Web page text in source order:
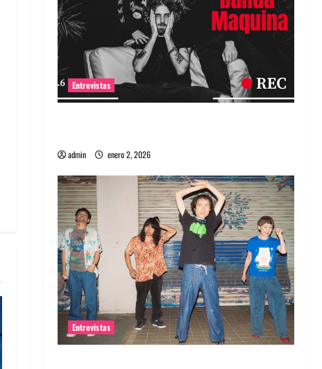
Entrevistas
admin enero 2, 2026
Entrevistas